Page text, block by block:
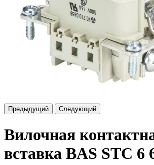
Предыдущий Следующий
Вилочная
вставка BAS STC 6